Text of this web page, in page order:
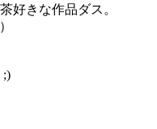
好きな作品ダス。
;)